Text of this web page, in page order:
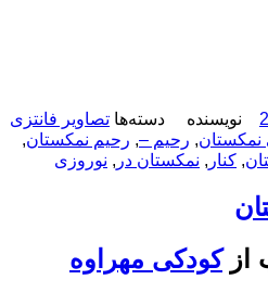
نویسنده دسته‌ها تصاویر فانتزی
نمکستان, رحیم –, رحیم نمکستان,
, کنار , نمکستان در , نوروزی
ازکودکی مهراوه